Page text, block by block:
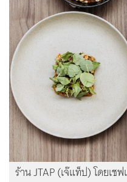
ร้าน JTAP (เจ๊แท็ป) โดยเ